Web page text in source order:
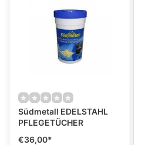
Südmetall EDELSTAHL
PFLEGETÜCHER
€36,00*